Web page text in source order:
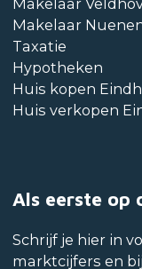
Makelaar
Makelaar
Taxatie
Hypotheken
Huis kopen
Huis verkopen
Als eerste op
Schrijf je hier in
marktcijfers en